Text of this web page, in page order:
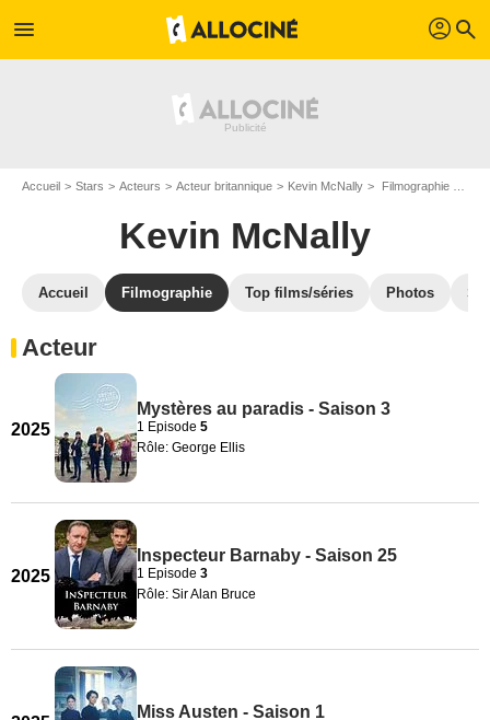
menu profil search
Accueil Stars Acteurs Acteur britannique Kevin McNally Filmographie Kevin McNally
Kevin McNally
Accueil Filmographie Top films/séries Photos
Acteur
2025
Mystères au paradis - Saison 3
1 Episode 5
Rôle: George Ellis
2025
Inspecteur Barnaby - Saison 25
1 Episode 3
Rôle: Sir Alan Bruce
Miss Austen - Saison 1